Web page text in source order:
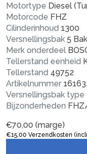
Motortype Diesel
Motorcode FHZ
Cilinderinhoud 1300
Versnellingsbak 5
Merk onderdeel
Tellerstand eenheid
Tellerstand 49752
Artikelnummer
Versnellingsbak type
Bijzonderheden
€70,00 (marge)
€15,00 Verzendkosten